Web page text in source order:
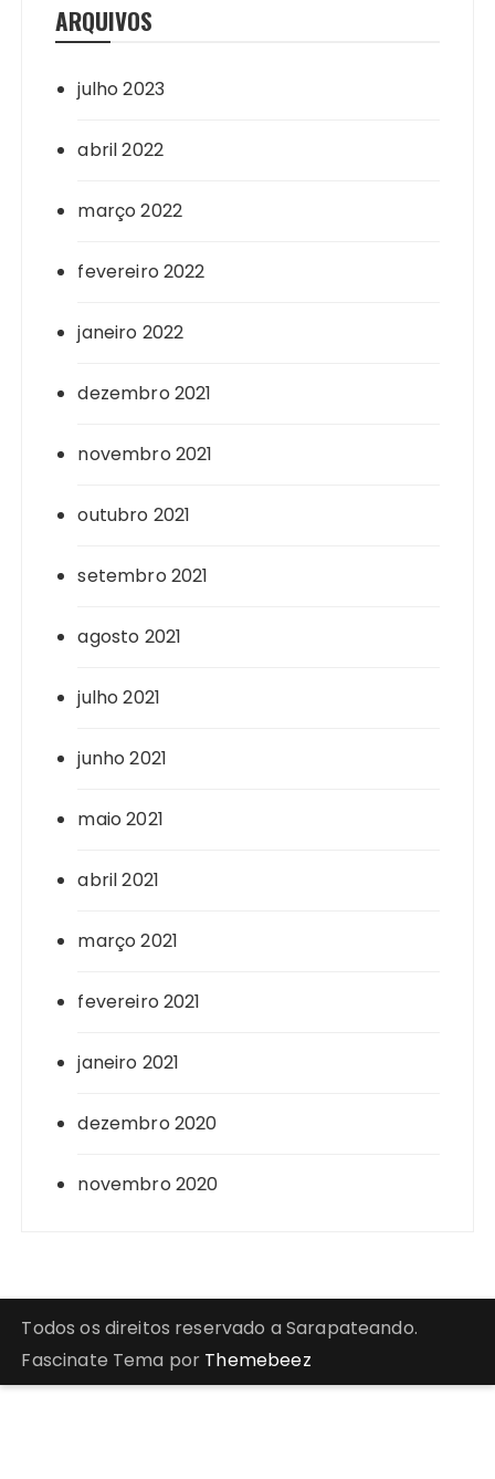
ARQUIVOS
julho 2023
abril 2022
março 2022
fevereiro 2022
janeiro 2022
dezembro 2021
novembro 2021
outubro 2021
setembro 2021
agosto 2021
julho 2021
junho 2021
maio 2021
abril 2021
março 2021
fevereiro 2021
janeiro 2021
dezembro 2020
novembro 2020
Todos os direitos reservado a Sarapateando.
Fascinate Tema por Themebeez